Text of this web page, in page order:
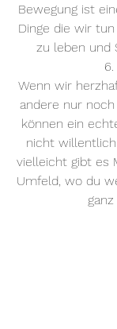
Bewegung ist
Dinge die wir
zu leben und
Wenn wir
andere nur
können ein
nicht
vielleicht gibt es
Umfeld, wo du